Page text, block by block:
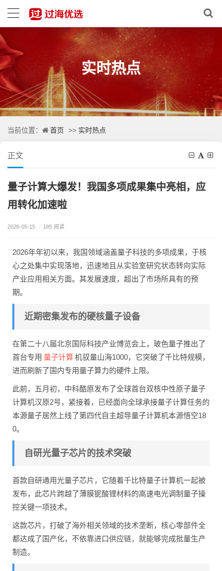
实时热点
当前位置： 首页 >> 实时热点
正文
量子计算大爆发！我国多项成果集中亮相，应
用转化加速啦
2026-05-15 / 185 阅读
2026年年初以来，我国领域涵盖量子科技的多项成果，于核
心之处集中实现落地，迅速地且从实验室研究状态转向实际
产业应用相关方面。其发展速度，超出了市场所具有的预
期。
近期密集发布的硬核量子设备
在第二十八届北京国际科技产业博览会上，玻色量子推出了
首台专用 量子计算机驭量山海1000，它突破了千比特规模，
进而刷新了国内专用量子算力的硬件上限。
此前，五月初，中科酷原发布了全球首台双核中性原子量子
计算机汉原2号，紧接着，已经面向全球承接量子计算任务的
本源量子居然上线了第四代自主超导量子计算机本源悟空18
0。
自研光量子芯片的技术突破
首款自研通用光量子芯片，它随着千比特量子计算机一起被
发布，此芯片跨越了薄膜铌酸锂材料的高速电光调制量子操
控关键一项技术。
这款芯片，打破了海外相关领域的技术垄断，核心零部件全
都达成了国产化，不依靠进口供应链，就能够完成批量生产
制造。